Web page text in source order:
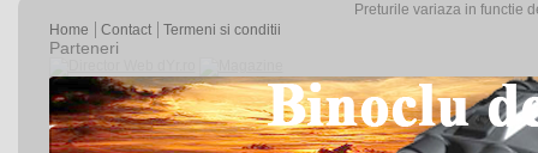
Preturile variaza in functie
Home
Contact Termeni si conditii
Parteneri